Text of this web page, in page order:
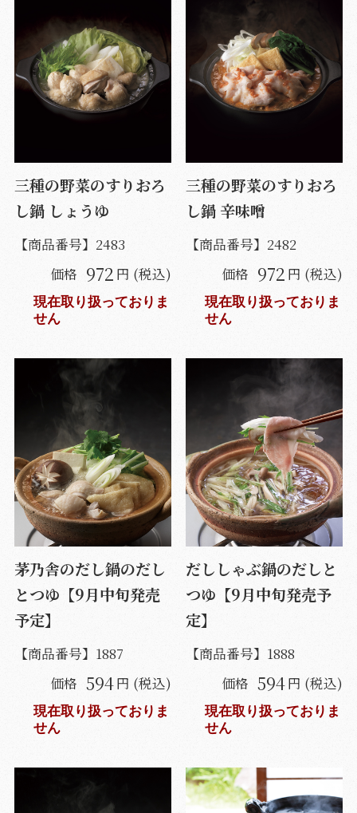
三種の野菜のすりおろ
し鍋 しょうゆ
【商品番号】 2483
価格 972 円 (税込)
現在取り扱っておりま
せん
三種の野菜のすりおろ
し鍋 辛味噌
【商品番号】 2482
価格 972 円 (税込)
現在取り扱っておりま
せん
茅乃舎のだし鍋のだし
とつゆ【9月中旬発売
予定】
【商品番号】 1887
価格 594円 (税込)
現在取り扱っておりま
せん
だししゃぶ鍋のだしと
つゆ【9月中旬発売予
定】
【商品番号】 1888
価格 594円 (税込)
現在取り扱っておりま
せん